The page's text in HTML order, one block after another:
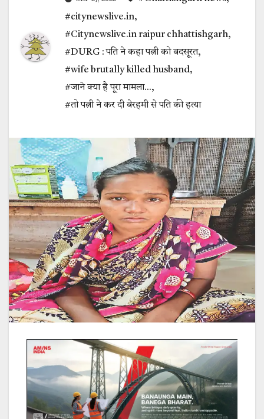
#citynewslive.in,
#Citynewslive.in raipur chhattishgarh,
#DURG : पति ने कहा पत्नी को बदसूरत,
#wife brutally killed husband,
#जाने क्या है पूरा मामला...,
#तो पत्नी ने कर दी बेरहमी से पति की हत्या